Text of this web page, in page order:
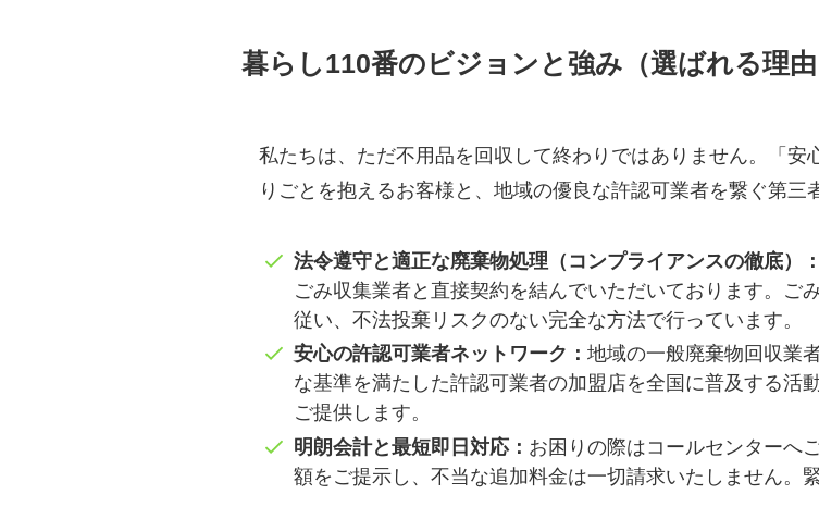
暮らし110番のビジョンと強み（選ばれる理由
私たちは、ただ不用品を回収して終わりではありません。「安
りごとを抱えるお客様と、地域の優良な許認可業者を繋ぐ第三
法令遵守と適正な廃棄物処理（コンプライアンスの徹底）：
ごみ収集業者と直接契約を結んでいただいております。ご
従い、不法投棄リスクのない完全な方法で行っています。
安心の許認可業者ネットワーク： 地域の一般廃棄物回収業
な基準を満たした許認可業者の加盟店を全国に普及する活
ご提供します。
明朗会計と最短即日対応： お困りの際はコールセンターへ
額をご提示し、不当な追加料金は一切請求いたしません。